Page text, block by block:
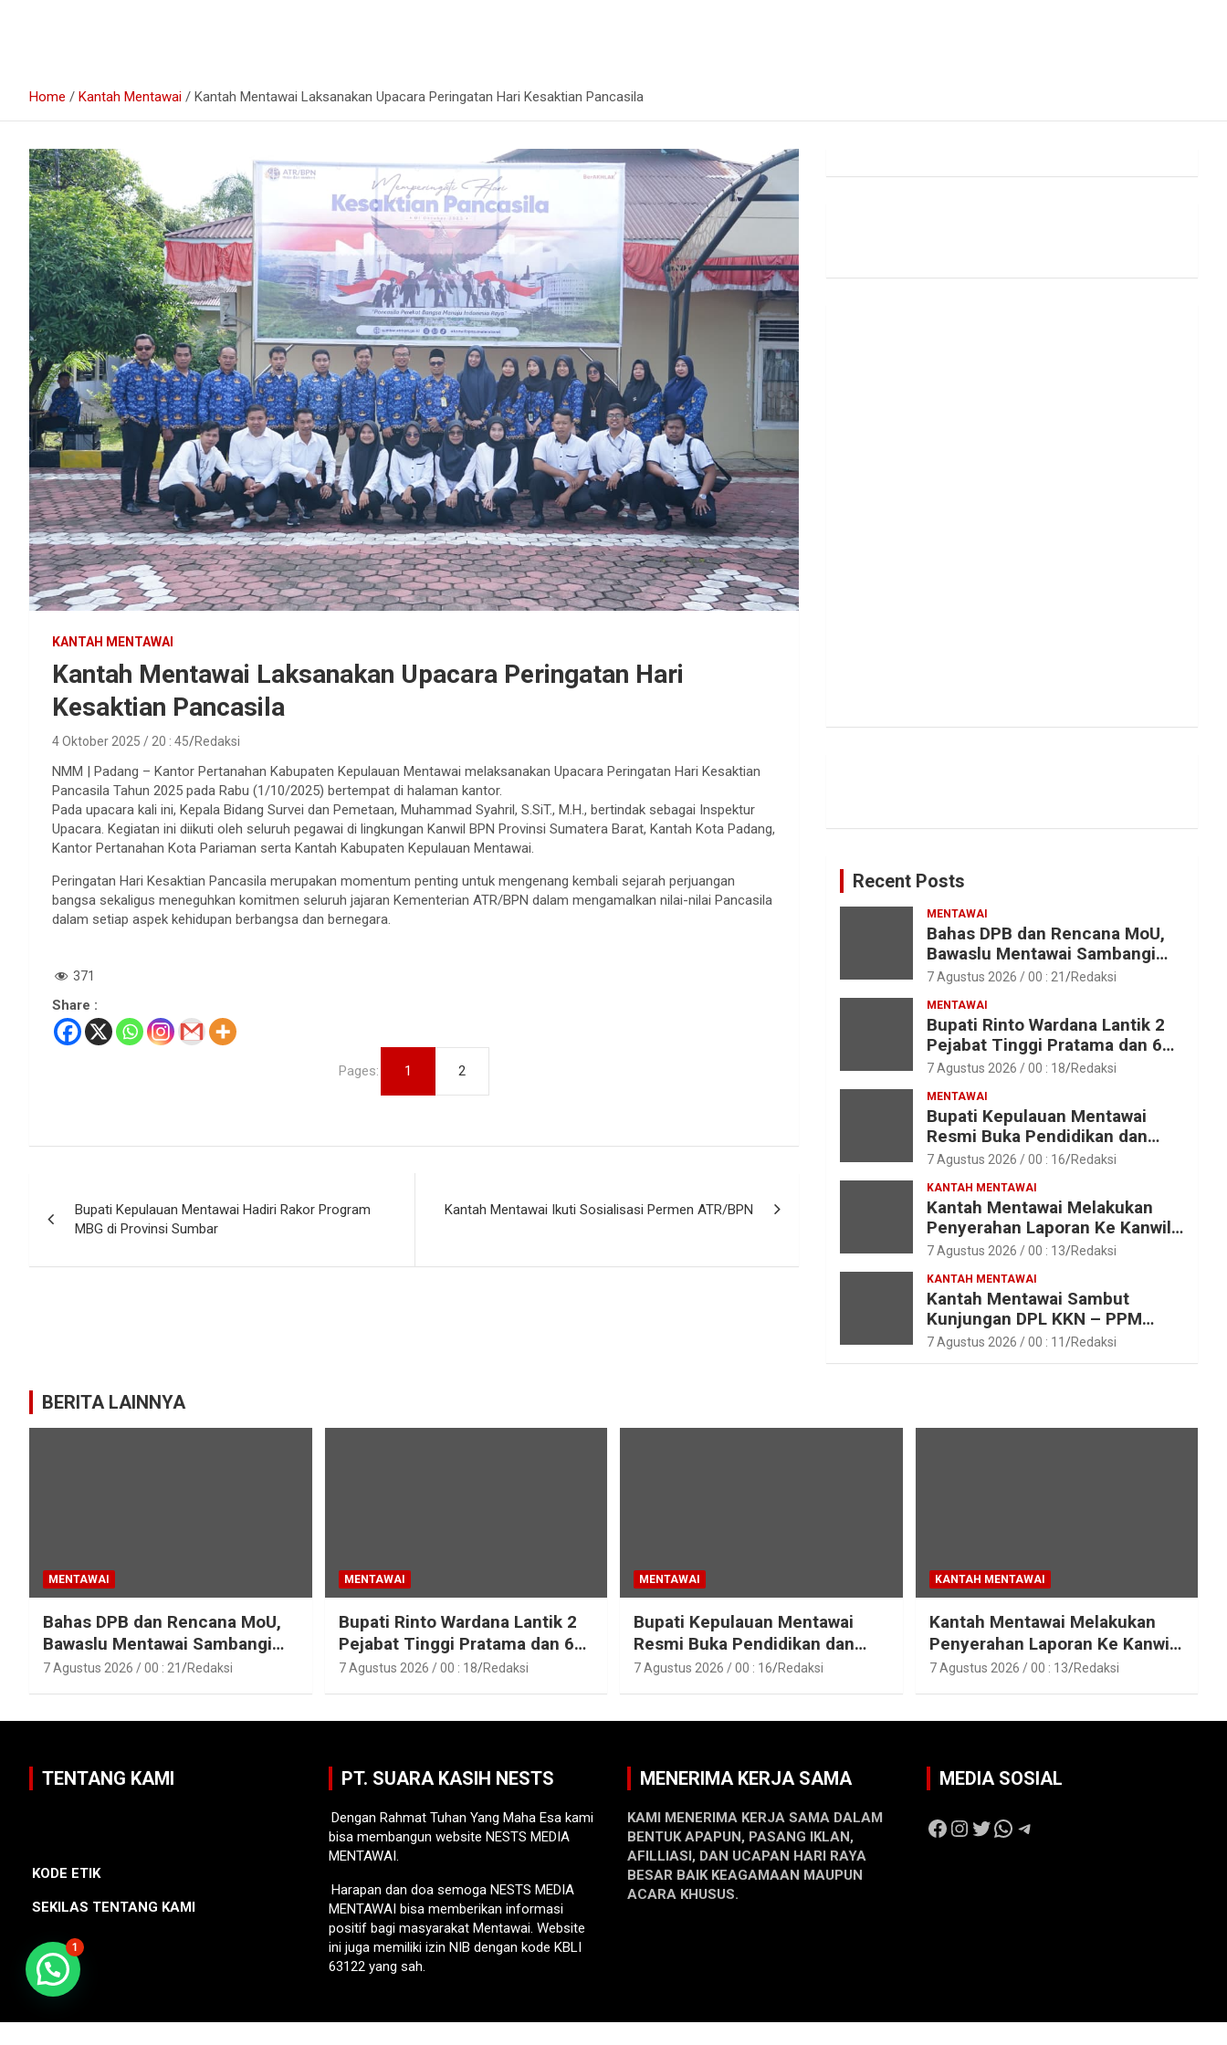
Home Kantah Mentawai Kantah Mentawai Laksanakan Upacara Peringatan Hari Kesaktian Pancasila
KANTAH MENTAWAI
Kantah Mentawai Laksanakan Upacara Peringatan Hari
Kesaktian Pancasila
4 Oktober 2025 / 20 : 45 Redaksi
NMM | Padang – Kantor Pertanahan Kabupaten Kepulauan Mentawai melaksanakan Upacara Peringatan Hari Kesaktian
Pancasila Tahun 2025 pada Rabu (1/10/2025) bertempat di halaman kantor.
Pada upacara kali ini, Kepala Bidang Survei dan Pemetaan, Muhammad Syahril, S.SiT., M.H., bertindak sebagai Inspektur
Upacara. Kegiatan ini diikuti oleh seluruh pegawai di lingkungan Kanwil BPN Provinsi Sumatera Barat, Kantah Kota Padang,
Kantor Pertanahan Kota Pariaman serta Kantah Kabupaten Kepulauan Mentawai.
Peringatan Hari Kesaktian Pancasila merupakan momentum penting untuk mengenang kembali sejarah perjuangan
bangsa sekaligus meneguhkan komitmen seluruh jajaran Kementerian ATR/BPN dalam mengamalkan nilai-nilai Pancasila
dalam setiap aspek kehidupan berbangsa dan bernegara.
371
Share :
Pages: 1 2
pos
Bupati Kepulauan Mentawai Hadiri Rakor Program
MBG di Provinsi Sumbar
Kantah Mentawai Ikuti Sosialisasi Permen ATR/BPN
Recent Posts
MENTAWAI
Bahas DPB dan Rencana MoU,
Bawaslu Mentawai Sambangi
Polres Mentawai
7 Agustus 2026 / 00 : 21 Redaksi
MENTAWAI
Bupati Rinto Wardana Lantik 2
Pejabat Tinggi Pratama dan 6
Pejabat Fungsional di
Mentawai
7 Agustus 2026 / 00 : 18 Redaksi
MENTAWAI
Bupati Kepulauan Mentawai
Resmi Buka Pendidikan dan
Pelatihan Calon Paskibraka
7 Agustus 2026 / 00 : 16 Redaksi
KANTAH MENTAWAI
Kantah Mentawai Melakukan
Penyerahan Laporan Ke Kanwil
Kemen ATR/BPN RI Sumbar
7 Agustus 2026 / 00 : 13 Redaksi
KANTAH MENTAWAI
Kantah Mentawai Sambut
Kunjungan DPL KKN – PPM
Unand
7 Agustus 2026 / 00 : 11 Redaksi
BERITA LAINNYA
MENTAWAI
Bahas DPB dan Rencana MoU,
Bawaslu Mentawai Sambangi
Polres Mentawai
7 Agustus 2026 / 00 : 21 Redaksi
MENTAWAI
Bupati Rinto Wardana Lantik 2
Pejabat Tinggi Pratama dan 6
Pejabat Fungsional di
7 Agustus 2026 / 00 : 18 Redaksi
MENTAWAI
Bupati Kepulauan Mentawai
Resmi Buka Pendidikan dan
Pelatihan Calon Paskibraka
7 Agustus 2026 / 00 : 16 Redaksi
KANTAH MENTAWAI
Kantah Mentawai Melakukan
Penyerahan Laporan Ke Kanwil
Kemen ATR/BPN RI Sumbar
7 Agustus 2026 / 00 : 13 Redaksi
TENTANG KAMI
KODE ETIK
SEKILAS TENTANG KAMI
PT. SUARA KASIH NESTS
Dengan Rahmat Tuhan Yang Maha Esa kami
bisa membangun website NESTS MEDIA
MENTAWAI.
Harapan dan doa semoga NESTS MEDIA
MENTAWAI bisa memberikan informasi
positif bagi masyarakat Mentawai. Website
ini juga memiliki izin NIB dengan kode KBLI
63122 yang sah.
MENERIMA KERJA SAMA
KAMI MENERIMA KERJA SAMA DALAM
BENTUK APAPUN, PASANG IKLAN,
AFILLIASI, DAN UCAPAN HARI RAYA
BESAR BAIK KEAGAMAAN MAUPUN
ACARA KHUSUS.
MEDIA SOSIAL
Facebook
Instagram
Twitter
WhatsApp
Telegram
1